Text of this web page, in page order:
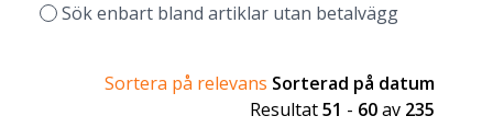
Sök enbart bland artiklar utan betalvägg
Sortera på relevans Sorterad på datum
Resultat51 - 60av 235